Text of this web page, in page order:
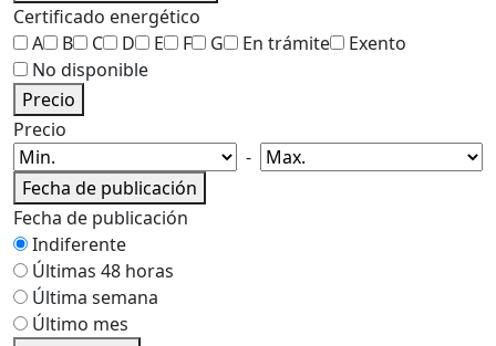
Certificado energético
A
B C D E F G En trámite
Exento
No disponible
Precio
Precio
-
Fecha de publicación
Fecha de publicación
Indiferente
Últimas 48 horas
Última semana
Último mes